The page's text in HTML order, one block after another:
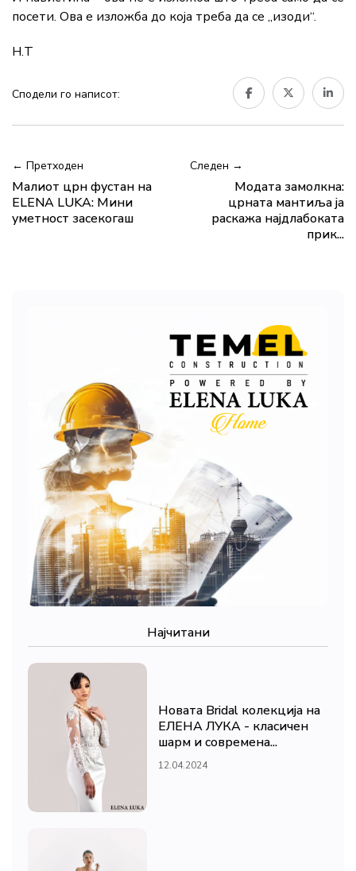
посети. Ова е изложба до која треба да се „изоди“.
Н.Т
Сподели го написот:
← Претходен
Малиот црн фустан на
ELENA LUKA: Мини
уметност засекогаш
Следен →
Модата замолкна:
црната мантиља ја
раскажа најдлабоката
прик...
Најчитани
Новата Bridal колекција на
ЕЛЕНА ЛУКА - класичен
шарм и современа...
12.04.2024